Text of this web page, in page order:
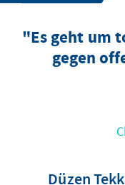
"Es geht um
gegen
Düzen